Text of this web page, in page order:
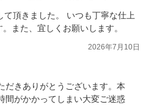
頂きました。 いつも丁寧な仕上
また、宜しくお願いします。
2026年7月10日
だきありがとうございます。本
間がかかってしまい大変ご迷惑